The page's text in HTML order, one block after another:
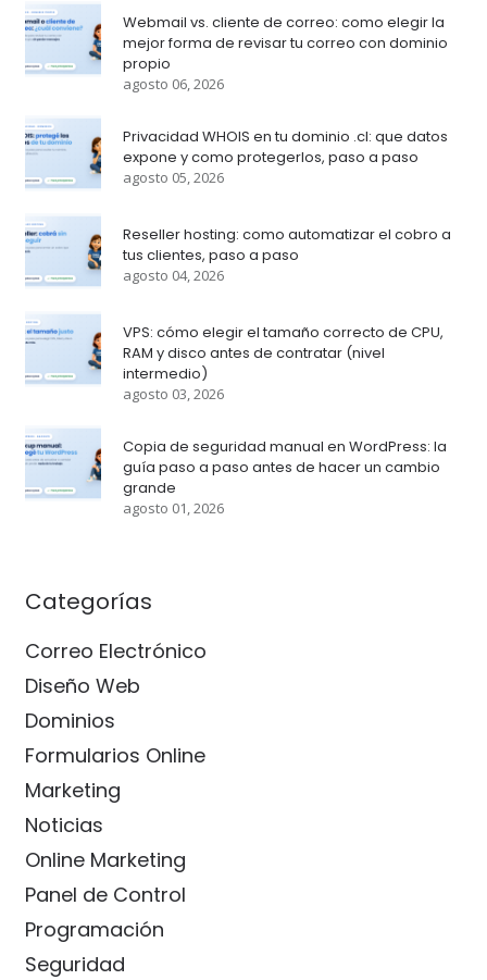
Webmail vs. cliente de correo: como elegir la
mejor forma de revisar tu correo con dominio
propio
agosto 06, 2026
Privacidad WHOIS en tu dominio .cl: que datos
expone y como protegerlos, paso a paso
agosto 05, 2026
Reseller hosting: como automatizar el cobro a
tus clientes, paso a paso
agosto 04, 2026
VPS: cómo elegir el tamaño correcto de CPU,
RAM y disco antes de contratar (nivel
intermedio)
agosto 03, 2026
Copia de seguridad manual en WordPress: la
guía paso a paso antes de hacer un cambio
grande
agosto 01, 2026
Categorías
Correo Electrónico
Diseño Web
Dominios
Formularios Online
Marketing
Noticias
Online Marketing
Panel de Control
Programación
Seguridad